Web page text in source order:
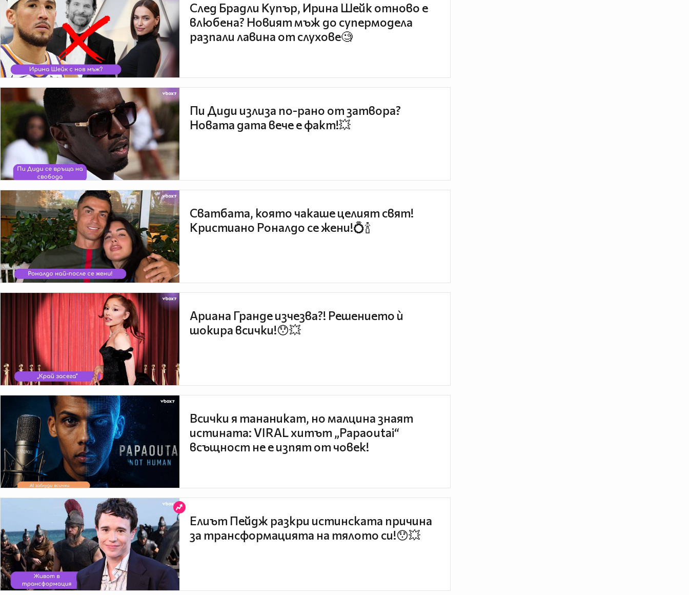
След Брадли Купър, Ирина Шейк отново е
влюбена? Новият мъж до супермодела
разпали лавина от слухове🧐
Пи Диди излиза по-рано от затвора?
Новата дата вече е факт!💥
Сватбата, която чакаше целият свят!
Кристиано Роналдо се жени!💍🍾
Ариана Гранде изчезва?! Решението ѝ
шокира всички!😯💥
Всички я тананикат, но малцина знаят
истината: VIRAL хитът „Papaoutai“
всъщност не е изпят от човек!
Елиът Пейдж разкри истинската причина
за трансформацията на тялото си!😯💥